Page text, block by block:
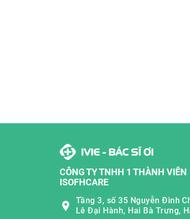
CÔNG TY TNHH 1 THÀNH VIÊN
ISOFHCARE
Tầng 3, số 35 Nguyễn Đình
Lê Đại Hành, Hai Bà Trưng,